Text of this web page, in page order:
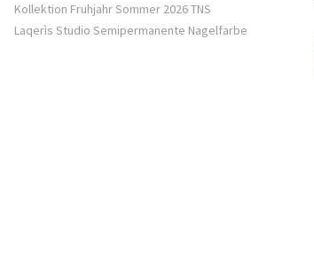
Kollektion Fruhjahr Sommer 2026 TNS
Laqerìs Studio Semipermanente Nagelfarbe